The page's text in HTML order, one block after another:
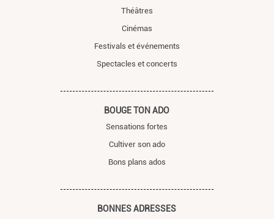
Théâtres
Cinémas
Festivals et événements
Spectacles et concerts
BOUGE TON ADO
Sensations fortes
Cultiver son ado
Bons plans ados
BONNES ADRESSES